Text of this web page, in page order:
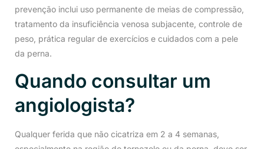
prevenção inclui uso permanente de meias de compressão,
tratamento da insuficiência venosa subjacente, controle de
peso, prática regular de exercícios e cuidados com a pele
da perna.
Quando consultar um
angiologista?
Qualquer ferida que não cicatriza em 2 a 4 semanas,